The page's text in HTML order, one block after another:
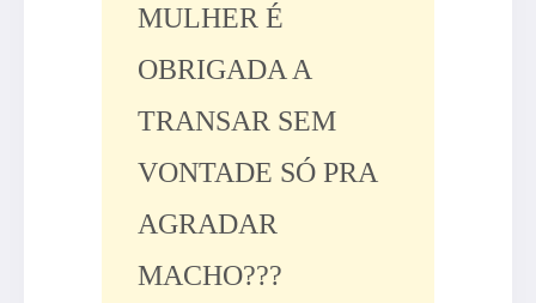
MULHER É
OBRIGADA A
TRANSAR SEM
VONTADE SÓ PRA
AGRADAR
MACHO???